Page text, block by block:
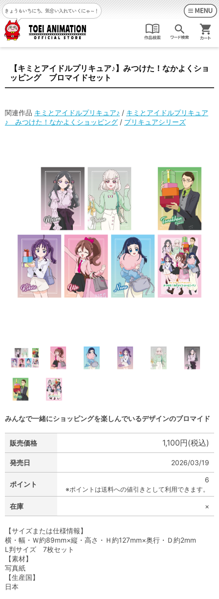
きょうもいちにち、気合い入れていくにゃ～！
【キミとアイドルプリキュア♪】みつけた！なかよくショ
ッピング ブロマイドセット
関連作品 キミとアイドルプリキュア♪ / キミとアイドルプリキュア
♪ みつけた！なかよくショッピング / プリキュアシリーズ
みんなで一緒にショッピングを楽しんでいるデザインのブロマイド
販売価格 1,100円(税込)
発売日 2026/03/19
ポイント
6
※ポイントは送料への値引きとして利用できます。
在庫 ×
【サイズまたは仕様情報】
横・幅・Ｗ約89mm×縦・高さ・Ｈ約127mm×奥行・Ｄ約2mm
L判サイズ 7枚セット
【素材】
写真紙
【生産国】
日本